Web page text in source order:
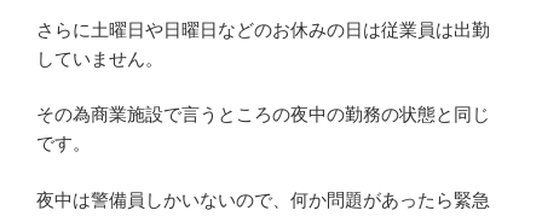
さらに土曜日や日曜日などのお休みの日は従業員は出勤
していません。
その為商業施設で言うところの夜中の勤務の状態と同じ
です。
夜中は警備員しかいないので、何か問題があったら緊急